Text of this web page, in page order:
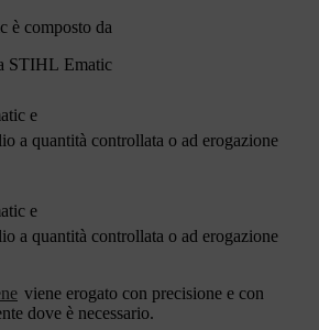
è composto da
STIHL Ematic
e
a quantità controllata o ad erogazione
e
a quantità controllata o ad erogazione
viene erogato con precisione e con
dove è necessario.